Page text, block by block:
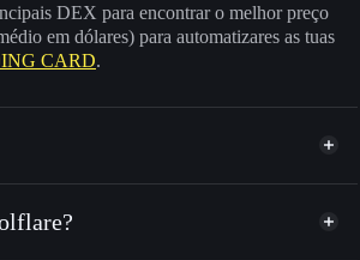
DEX para encontrar o melhor preço
em dólares) para automatizares as tuas
CARD.